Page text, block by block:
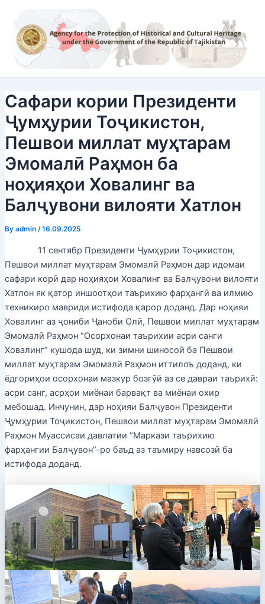
content
Сафари кории Президенти
Ҷумҳурии Тоҷикистон,
Пешвои миллат муҳтарам
Эмомалӣ Раҳмон ба
ноҳияҳои Ховалинг ва
Балҷувони вилояти Хатлон
By admin /16.09.2025
11 сентябр Президенти Ҷумҳурии Тоҷикистон,
Пешвои миллат муҳтарам Эмомалӣ Раҳмон дар идомаи
сафари корӣ дар ноҳияҳои Ховалинг ва Балҷувони вилояти
Хатлон як қатор иншоотҳои таърихию фарҳангӣ ва илмию
техникиро мавриди истифода қарор доданд. Дар ноҳияи
Ховалинг аз ҷониби Ҷаноби Олӣ, Пешвои миллат муҳтарам
Эмомалӣ Раҳмон “Осорхонаи таърихии асри санги
Ховалинг” кушода шуд, ки зимни шиносоӣ ба Пешвои
миллат муҳтарам Эмомалӣ Раҳмон иттилоъ доданд, ки
ёдгориҳои осорхонаи мазкур бозгӯй аз се давраи таърихӣ:
асри санг, асрҳои миёнаи барвақт ва миёнаи охир
мебошад. Инчунин, дар ноҳияи Балҷувон Президенти
Ҷумҳурии Тоҷикистон, Пешвои миллат муҳтарам Эмомалӣ
Раҳмон Муассисаи давлатии “Маркази таърихию
фарҳангии Балҷувон”-ро баъд аз таъмиру навсозӣ ба
истифода доданд.